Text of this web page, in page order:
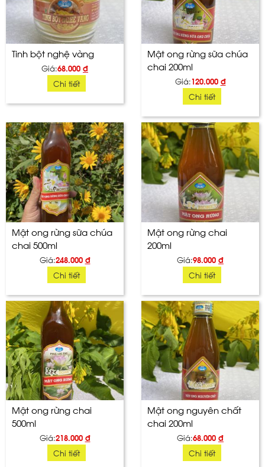
Tinh bột nghệ vàng
Giá:68.000 đ
Chi tiết
Mật ong rừng sữa chúa
chai 200ml
Giá:120.000 đ
Chi tiết
Mật ong rừng sữa chúa
chai 500ml
Giá:248.000 đ
Chi tiết
Mật ong rừng chai
200ml
Giá:98.000 đ
Chi tiết
Mật ong rừng chai
500ml
Giá:218.000 đ
Chi tiết
Mật ong nguyên chất
chai 200ml
Giá:68.000 đ
Chi tiết